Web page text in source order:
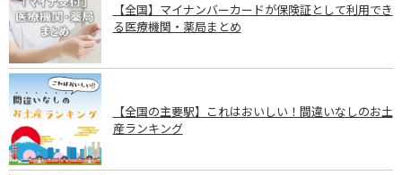
【全国】マイナンバーカードが保険証として利用でき
る医療機関・薬局まとめ
【全国の主要駅】これはおいしい！間違いなしのお土
産ランキング